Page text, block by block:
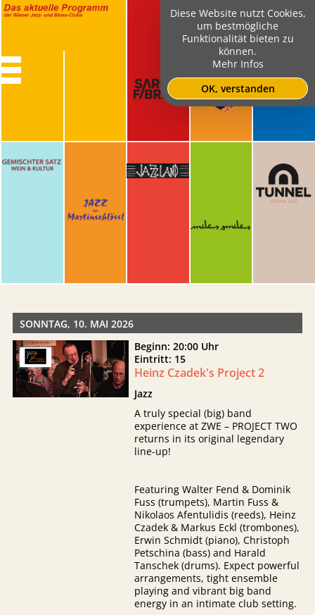
SONNTAG, 10. MAI 2026
Beginn: 20:00 Uhr
Eintritt: 15
Heinz Czadek's Project 2
Jazz
A truly special (big) band
experience at ZWE – PROJECT TWO
returns in its original legendary
line-up!
Featuring Walter Fend & Dominik
Fuss (trumpets), Martin Fuss &
Nikolaos Afentulidis (reeds), Heinz
Czadek & Markus Eckl (trombones),
Erwin Schmidt (piano), Christoph
Petschina (bass) and Harald
Tanschek (drums). Expect powerful
arrangements, tight ensemble
playing and vibrant big band
energy in an intimate club setting.
Diese Website nutzt Cookies,
um bestmögliche
Funktionalität bieten zu
können.
Mehr Infos
OK, verstanden